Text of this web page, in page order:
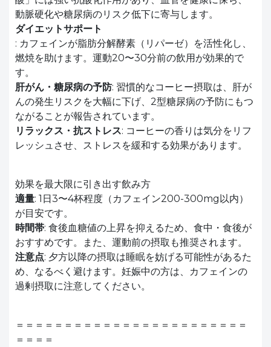
動脈硬化や糖尿病のリスク低下に寄与します。
ダイエットサポート
: カフェインが脂肪分解酵素（リパーゼ）を活性化し、
燃焼を助けます。運動20〜30分前の飲用が効果的で
す。
肝がん・糖尿病の予防: 習慣的なコーヒー摂取は、肝が
んの発生リスクを大幅に下げ、2型糖尿病の予防にもつ
ながることが報告されています。
リラックス・抗ストレス: コーヒーの香りは気分をリフ
レッシュさせ、ストレスを緩和する効果があります。
効果を最大限に引き出す飲み方
適量: 1日3〜4杯程度（カフェイン200-300mg以内）
が目安です。
時間帯: 食後血糖値の上昇を抑えるため、食中・食後が
おすすめです。また、運動前の摂取も推奨されます。
注意点: 夕方以降の摂取は睡眠を妨げる可能性があるた
め、なるべく避けます。妊娠中の方は、カフェインの
過剰摂取に注意してください。
＝＝＝＝＝＝＝＝＝＝＝＝＝＝＝＝＝＝＝＝＝＝＝＝
＝＝＝＝